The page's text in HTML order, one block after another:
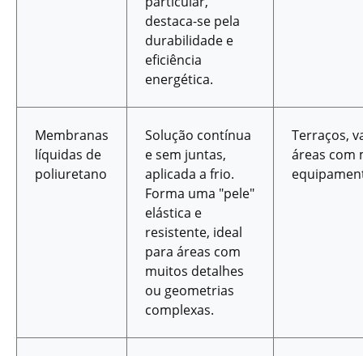
destaca-se pela
durabilidade e
eficiência
energética.
Membranas
líquidas de
poliuretano
Solução contínua
e sem juntas,
aplicada a frio.
Forma uma "pele"
elástica e
resistente, ideal
para áreas com
muitos detalhes
ou geometrias
complexas.
Terraços,
áreas com